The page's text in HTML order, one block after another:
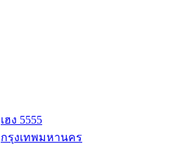
เฮง 5555
กรุงเทพมหานคร